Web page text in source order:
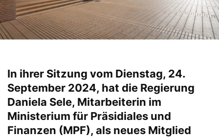
In ihrer Sitzung vom Dienstag, 24.
September 2024, hat die Regierung
Daniela Sele, Mitarbeiterin im
Ministerium für Präsidiales und
Finanzen (MPF), als neues Mitglied